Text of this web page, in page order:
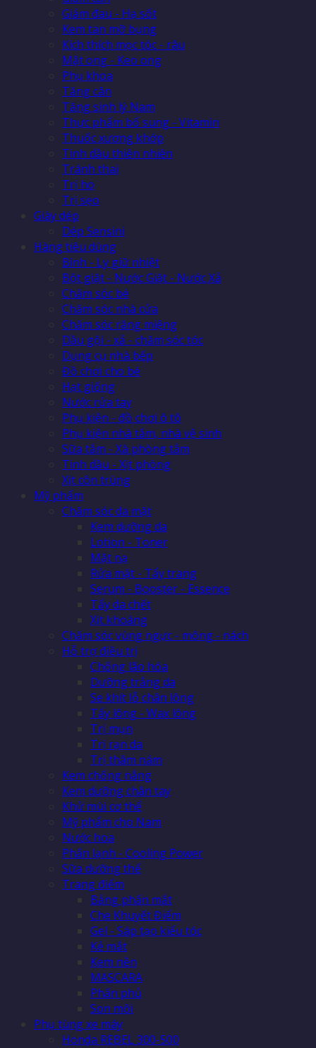
Giảm đau - Hạ sốt
Kem tan mỡ bụng
Kích thích mọc tóc - râu
Mật ong - Keo ong
Phụ khoa
Tăng cân
Tăng sinh lý Nam
Thực phẩm bổ sung - Vitamin
Thuốc xương khớp
Tinh dầu thiên nhiên
Tránh thai
Trị ho
Trị sẹo
Giày dép
Dép Sensini
Hàng tiêu dùng
Bình - Ly giữ nhiệt
Bột giặt - Nước Giặt - Nước Xả
Chăm sóc bé
Chăm sóc nhà cửa
Chăm sóc răng miệng
Dầu gội - xả - chăm sóc tóc
Dụng cụ nhà bếp
Đồ chơi cho bé
Hạt giống
Nước rửa tay
Phụ kiện - đồ chơi ô tô
Phụ kiện nhà tắm, nhà vệ sinh
Sữa tắm - Xà phòng tắm
Tinh dầu - Xịt phòng
Xịt côn trùng
Mỹ phẩm
Chăm sóc da mặt
Kem dưỡng da
Lotion - Toner
Mặt nạ
Rửa mặt - Tẩy trang
Serum - Booster - Essence
Tẩy da chết
Xịt khoáng
Chăm sóc vùng ngực - mông - nách
Hỗ trợ điều trị
Chống lão hóa
Dưỡng trắng da
Se khít lỗ chân lông
Tẩy lông - Wax lông
Trị mụn
Trị rạn da
Trị thâm nám
Kem chống nắng
Kem dưỡng chân tay
Khử mùi cơ thể
Mỹ phẩm cho Nam
Nước hoa
Phấn lạnh - Cooling Power
Sữa dưỡng thể
Trang điểm
Bảng phấn mắt
Che Khuyết Điểm
Gel - Sáp tạo kiểu tóc
Kẻ mắt
Kem nền
MASCARA
Phấn phủ
Son môi
Phụ tùng xe máy
Honda REBEL 300-500